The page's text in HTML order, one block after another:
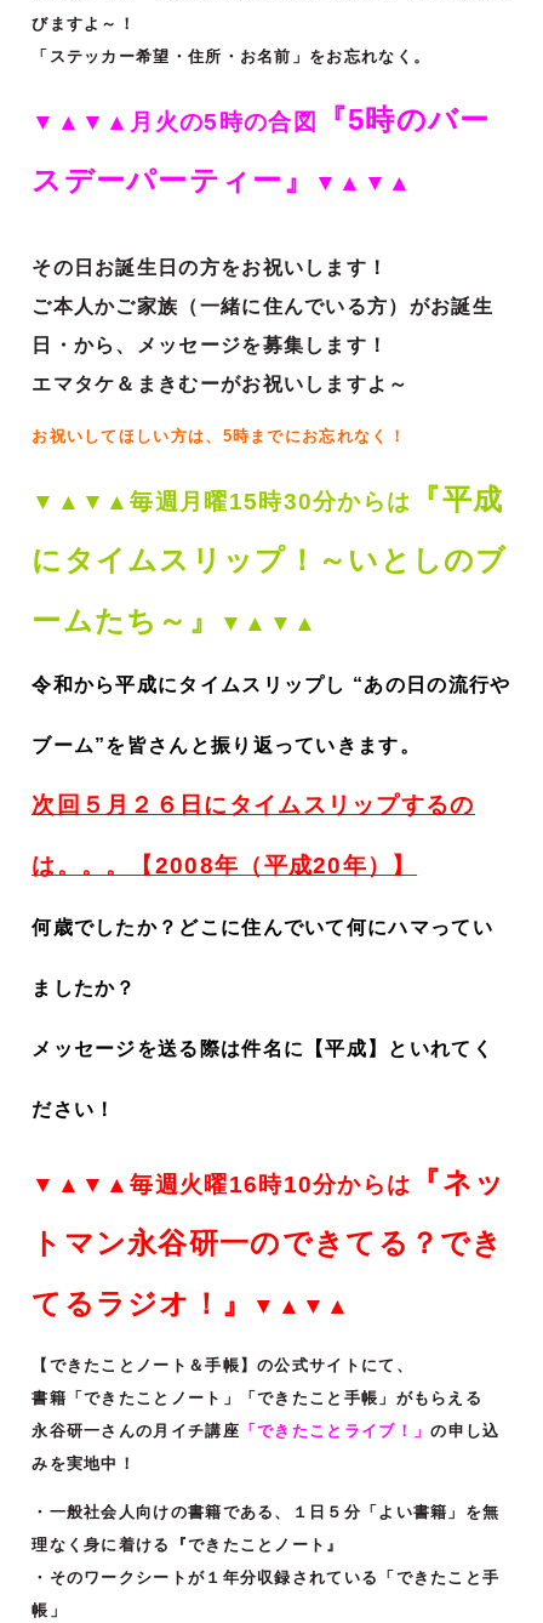
びますよ～！
「ステッカー希望・住所・お名前」をお忘れなく。
▼▲▼▲月火の5時の合図
『5時のバー
スデーパーティー』
▼▲▼▲
その日お誕生日の方をお祝いします！
ご本人かご家族（一緒に住んでいる方）がお誕生
日・から、メッセージを募集します！
エマタケ＆まきむーがお祝いしますよ～
お祝いしてほしい方は、5時までにお忘れなく！
▼▲▼▲毎週月曜15時30分からは
『平成
にタイムスリップ！～いとしのブ
ームたち～』
▼▲▼▲
令和から平成にタイムスリップし “あの日の流行や
ブーム”を皆さんと振り返っていきます。
次回５月２６日にタイムスリップするの
は。。。【2008年（平成20年）】
何歳でしたか？どこに住んでいて何にハマってい
ましたか？
メッセージを送る際は件名に【平成】といれてく
ださい！
▼▲▼▲毎週火曜16時10分からは
『ネッ
トマン永谷研一のできてる？でき
てるラジオ！』
▼▲▼▲
【できたことノート＆手帳】の公式サイトにて、
書籍「できたことノート」「できたこと手帳」がもらえる
永谷研一さんの月イチ講座 「できたことライブ！」の申し込
みを実地中！
・一般社会人向けの書籍である、１日５分「よい書籍」を無
理なく身に着ける『できたことノート』
・そのワークシートが１年分収録されている「できたこと手
帳」